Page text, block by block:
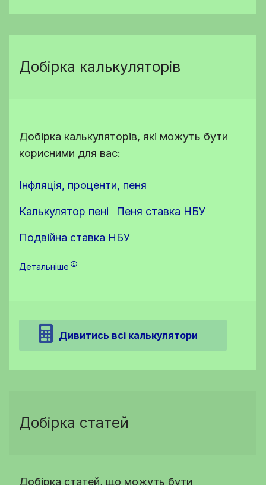
Добірка калькуляторів
Добірка калькуляторів, які можуть бути
корисними для вас:
Інфляція, проценти, пеня
Калькулятор пені Пеня ставка НБУ
Подвійна ставка НБУ
Детальніше
Дивитись всі калькулятори
Добірка статей
Добірка статей, що можуть бути